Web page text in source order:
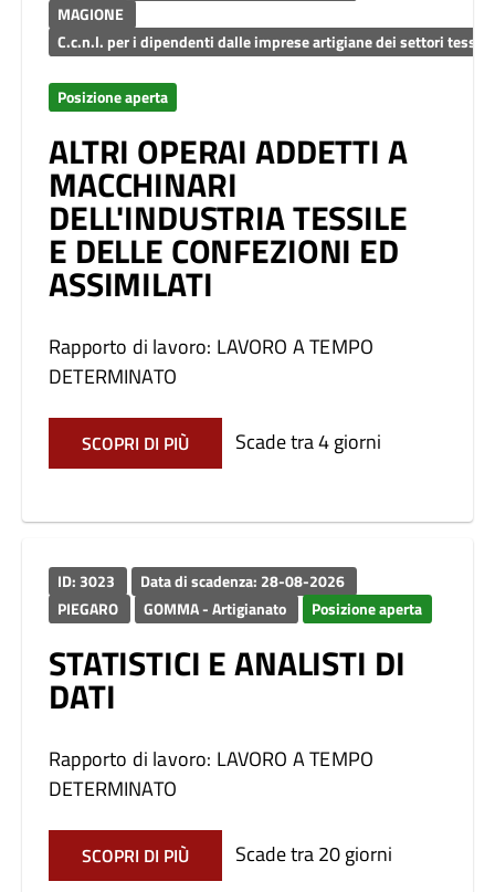
MAGIONE
C.c.n.l. per i dipendenti dalle imprese artigiane dei settori
Posizione aperta
ALTRI OPERAI ADDETTI A
MACCHINARI
DELL'INDUSTRIA TESSILE
E DELLE CONFEZIONI ED
ASSIMILATI
Rapporto di lavoro: LAVORO A TEMPO
DETERMINATO
SCOPRI DI PIÙ Scade tra 4 giorni
ID: 3023
Data di scadenza: 28-08-2026
PIEGARO
GOMMA - Artigianato Posizione aperta
STATISTICI E ANALISTI DI
DATI
Rapporto di lavoro: LAVORO A TEMPO
DETERMINATO
SCOPRI DI PIÙ Scade tra 20 giorni